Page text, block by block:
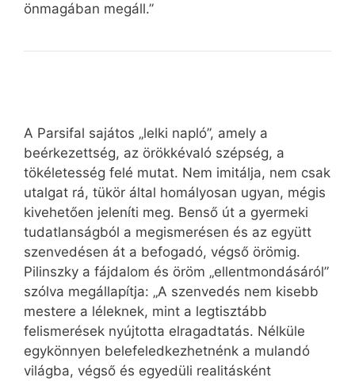
önmagában megáll.”
A Parsifal sajátos „lelki napló”, amely a
beérkezettség, az örökkévaló szépség, a
tökéletesség felé mutat. Nem imitálja, nem csak
utalgat rá, tükör által homályosan ugyan, mégis
kivehetően jeleníti meg. Benső út a gyermeki
tudatlanságból a megismerésen és az együtt
szenvedésen át a befogadó, végső örömig.
Pilinszky a fájdalom és öröm „ellentmondásáról”
szólva megállapítja: „A szenvedés nem kisebb
mestere a léleknek, mint a legtisztább
felismerések nyújtotta elragadtatás. Nélküle
egykönnyen belefeledkezhetnénk a mulandó
világba, végső és egyedüli realitásként